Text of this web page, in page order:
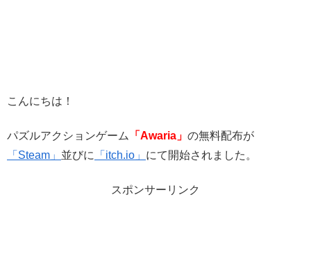
こんにちは！
パズルアクションゲーム 「Awaria」 の無料配布が
「Steam」 並びに 「itch.io」 にて開始されました。
スポンサーリンク